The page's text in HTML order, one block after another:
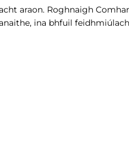
araon. Roghnaigh
ina bhfuil